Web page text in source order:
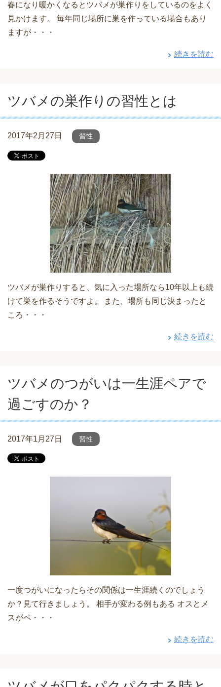
春になり暖かくなるとツバメが巣作りをしているのをよく
見かけます。 毎年同じ場所に巣を作っている場合もあり
ますが・・・
続きを読む
ツバメの巣作りの習性とは
2017年2月27日 習性
ツバメが巣作りすると、気に入った場所なら10年以上も続
けて巣を作るそうですよ。 また、場所も同じ決まったと
ころ・・・
続きを読む
ツバメのつがいは一生涯ペアで
過ごすのか？
2017年1月27日 習性
一度つがいになったらその関係は一生涯続くのでしょう
か？見て行きましょう。 相手が変わる例もある オスとメ
スがペ・・・
続きを読む